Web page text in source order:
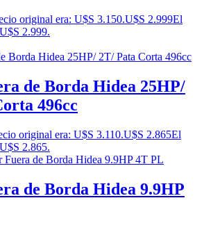
original era: U$S 3.150.U$S 2.999El
2.999.
de Borda Hidea 25HP/
496cc
original era: U$S 3.110.U$S 2.865El
2.865.
de Borda Hidea 9.9HP